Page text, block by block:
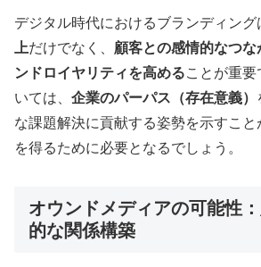
デジタル時代におけるブランディング
上だけでなく、 顧客との感情的なつな
ンドロイヤリティを高めることが重
いては、 企業のパーパス（存在意義）
な課題解決に貢献する姿勢を示すこ
を得るために必要となるでしょう 。
オウンドメディアの可能性
的な関係構築